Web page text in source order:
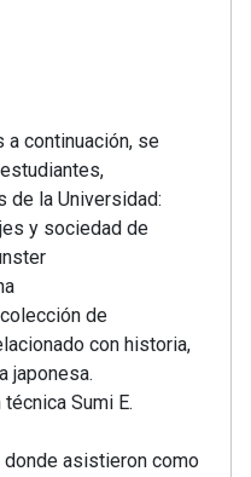
a continuación, se
de la Universidad:
y sociedad de
de
con historia,
japonesa.
Sumi E.
asistieron como